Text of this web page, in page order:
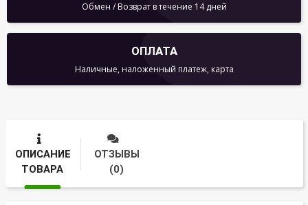
Обмен / Возврат в течение 14 дней
ОПЛАТА
Наличные, наложенный платеж, карта
ОПИСАНИЕ
ТОВАРА
ОТЗЫВЫ
(0)